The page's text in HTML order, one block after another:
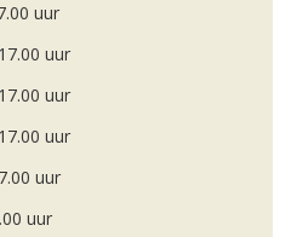
uur
uur
uur
uur
uur
uur